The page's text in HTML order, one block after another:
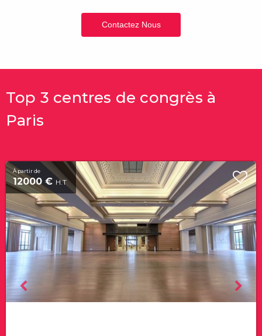
Contactez Nous
Top 3 centres de congrès à
Paris
À partir de
12000 € H.T